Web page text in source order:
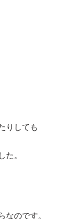
りしても
。
のです。